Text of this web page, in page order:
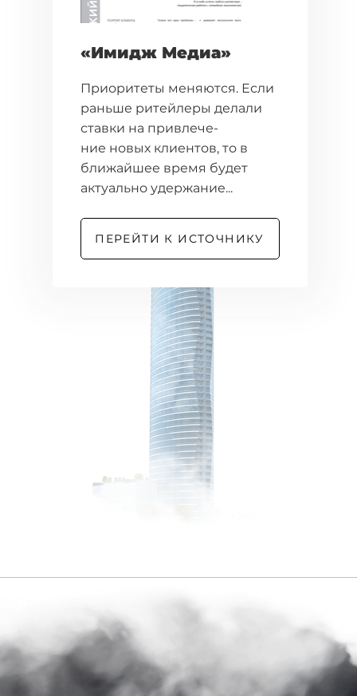
«Имидж Медиа»
Приоритеты меняются. Если
раньше ритейлеры делали
ставки на привлече-
ние новых клиентов, то в
ближайшее время будет
актуально удержание...
ПЕРЕЙТИ К ИСТОЧНИКУ